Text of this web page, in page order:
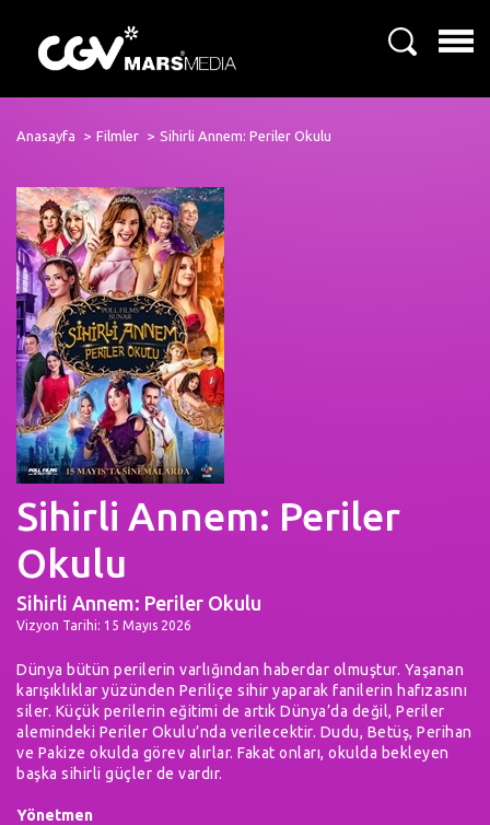
Anasayfa Filmler Sihirli Annem: Periler Okulu
Sihirli Annem: Periler
Okulu
Sihirli Annem: Periler Okulu
Vizyon Tarihi: 15 Mayıs 2026
Dünya bütün perilerin varlığından haberdar olmuştur. Yaşanan
karışıklıklar yüzünden Periliçe sihir yaparak fanilerin hafızasını
siler. Küçük perilerin eğitimi de artık Dünya’da değil, Periler
alemindeki Periler Okulu’nda verilecektir. Dudu, Betüş, Perihan
ve Pakize okulda görev alırlar. Fakat onları, okulda bekleyen
başka sihirli güçler de vardır.
Yönetmen